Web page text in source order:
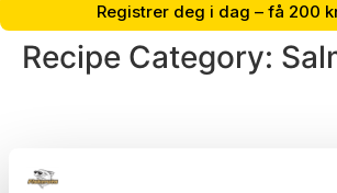
Registrer deg i dag – få 200
Recipe Category: